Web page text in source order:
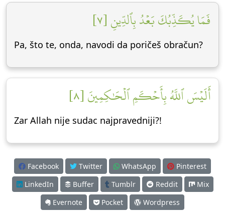
فَمَا يُكَذِّبُكَ بَعۡدُ بِٱلدِّينِ [٧]
Pa, što te, onda, navodi da poričeš obračun?
أَلَيۡسَ ٱللَّهُ بِأَحۡكَمِ ٱلۡحَٰكِمِينَ [٨]
Zar Allah nije sudac najpravedniji?!
Facebook Twitter WhatsApp
Pinterest
LinkedIn
Buffer Tumblr Reddit
Mix
Evernote
Pocket Wordpress